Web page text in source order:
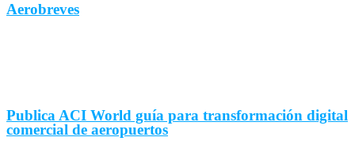
Aerobreves
Publica ACI World guía para transformación digital
comercial de aeropuertos